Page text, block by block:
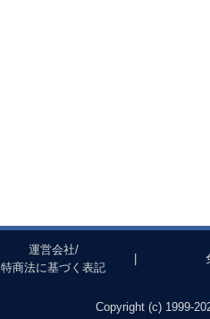
運営会社/
特商法に基づく表記
Copyright (c) 1999-